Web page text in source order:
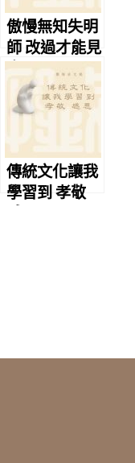
傲慢無知失明
師 改過才能見
光明
傳統文化讓我
學習到 孝敬